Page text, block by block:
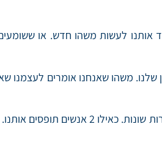
אותנו לעשות משהו חדש. או
משהו שאנחנו אומרים לעצמנו